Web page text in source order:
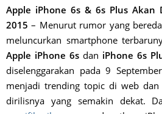
Apple iPhone 6s & 6s Plus Akan
2015 – Menurut rumor yang
meluncurkan smartphone
Apple iPhone 6s dan iPhone 6s
diselenggarakan pada 9
menjadi trending topic di web
dirilisnya yang semakin dekat.